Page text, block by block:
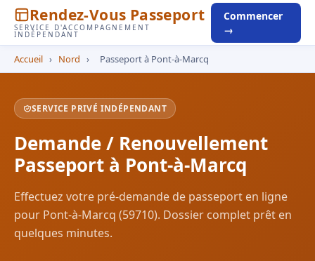
Rendez-Vous Passeport
SERVICE D'ACCOMPAGNEMENT
INDÉPENDANT
Commencer
→
Accueil › Nord › Passeport à Pont-à-Marcq
SERVICE PRIVÉ INDÉPENDANT
Demande / Renouvellement
Passeport à Pont-à-Marcq
Effectuez votre pré-demande de passeport en ligne
pour Pont-à-Marcq (59710). Dossier complet prêt en
quelques minutes.